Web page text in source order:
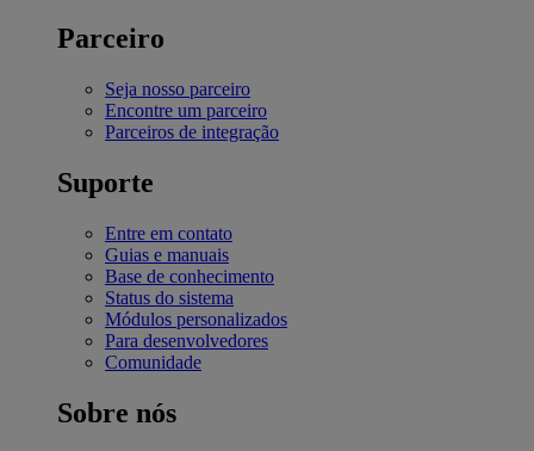
Parceiro
Seja nosso parceiro
Encontre um parceiro
Parceiros de integração
Suporte
Entre em contato
Guias e manuais
Base de conhecimento
Status do sistema
Módulos personalizados
Para desenvolvedores
Comunidade
Sobre nós